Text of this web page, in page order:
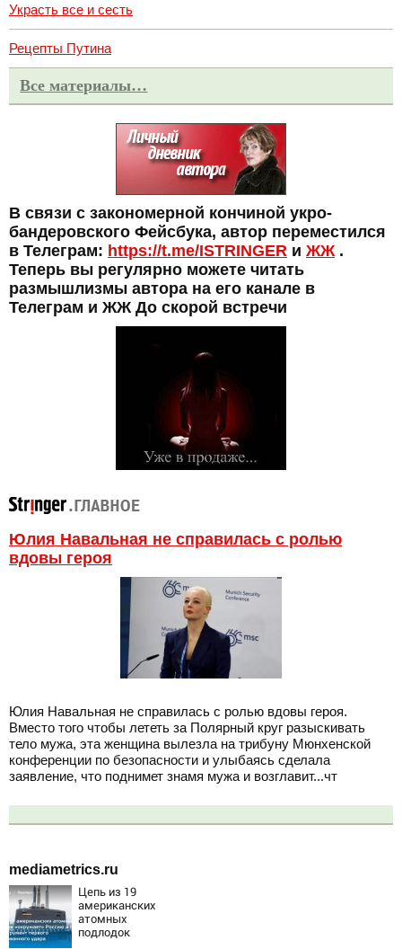
Украсть все и сесть
Рецепты Путина
Все материалы…
В связи с закономерной кончиной укро-
бандеровского Фейсбука, автор переместился
в Телеграм: https://t.me/ISTRINGER и ЖЖ.
Теперь вы регулярно можете читать
размышлизмы автора на его канале в
Телеграм и ЖЖ До скорой встречи
Юлия Навальная не справилась с ролью
вдовы героя
Юлия Навальная не справилась с ролью вдовы героя.
Вместо того чтобы лететь за Полярный круг разыскивать
тело мужа, эта женщина вылезла на трибуну Мюнхенской
конференции по безопасности и улыбаясь сделала
заявление, что поднимет знамя мужа и возглавит...чт
mediametrics.ru
Цепь из 19
американских
атомных
подлодок